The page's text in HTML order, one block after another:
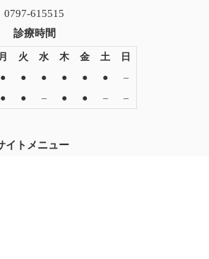
0797-615515
診療時間
月 火 水 木 金 土
日
● ● ● ● ● ●
–
● ● – ● ● – –
イトメニュー